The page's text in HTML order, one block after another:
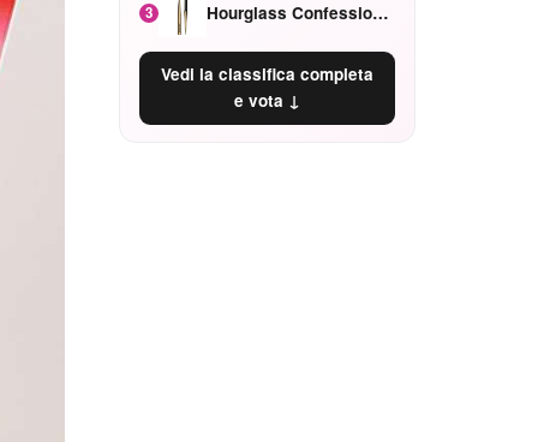
3 Hourglass Confession Ricaricabile Ultra Preciso Ad Alta Intensità Secretly Classic Red
Vedi la classifica completa
e vota ↓